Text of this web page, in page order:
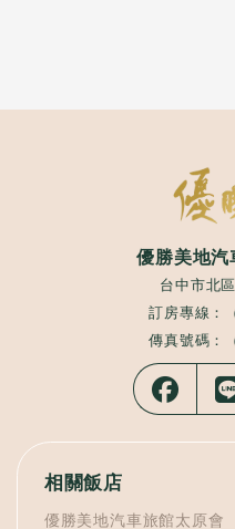
優勝美地汽
台中市北
訂房專線：
傳真號碼：
相關飯店
優勝美地汽車旅館太原會